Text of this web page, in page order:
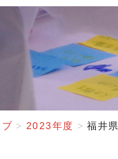
2023年度 福井